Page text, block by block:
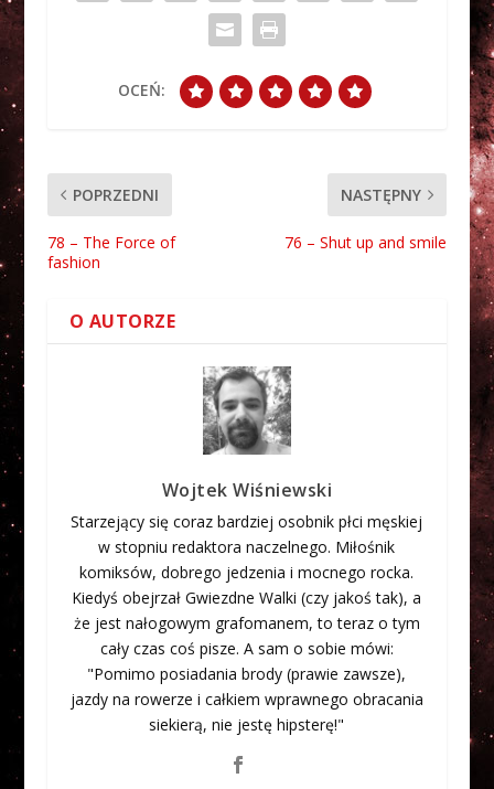
OCEŃ:
POPRZEDNI
78 – The Force of
fashion
NASTĘPNY
76 – Shut up and smile
O AUTORZE
Wojtek Wiśniewski
Starzejący się coraz bardziej osobnik płci męskiej
w stopniu redaktora naczelnego. Miłośnik
komiksów, dobrego jedzenia i mocnego rocka.
Kiedyś obejrzał Gwiezdne Walki (czy jakoś tak), a
że jest nałogowym grafomanem, to teraz o tym
cały czas coś pisze. A sam o sobie mówi:
"Pomimo posiadania brody (prawie zawsze),
jazdy na rowerze i całkiem wprawnego obracania
siekierą, nie jestę hipsterę!"